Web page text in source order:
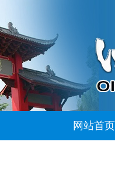
网站首页